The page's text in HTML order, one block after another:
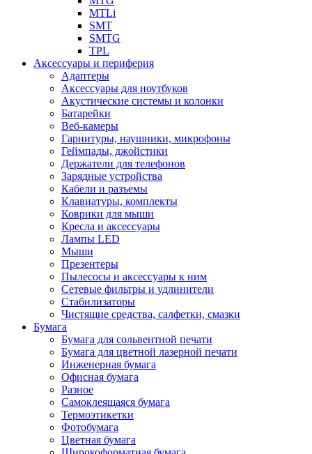
MTLi
SMT
SMTG
TPL
Аксессуары и периферия
Адаптеры
Аксессуары для ноутбуков
Акустические системы и колонки
Батарейки
Веб-камеры
Гарнитуры, наушники, микрофоны
Геймпады, джойстики
Держатели для телефонов
Зарядные устройства
Кабели и разъемы
Клавиатуры, комплекты
Коврики для мыши
Кресла и аксессуары
Лампы LED
Мыши
Презентеры
Пылесосы и аксессуары к ним
Сетевые фильтры и удлинители
Стабилизаторы
Чистящие средства, салфетки, смазки
Бумага
Бумага для сольвентной печати
Бумага для цветной лазерной печати
Инженерная бумага
Офисная бумага
Разное
Самоклеящаяся бумага
Термоэтикетки
Фотобумага
Цветная бумага